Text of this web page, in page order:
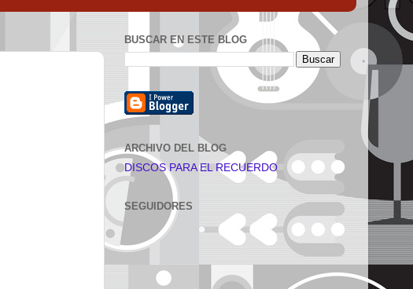
BUSCAR EN ESTE BLOG
ARCHIVO DEL BLOG
DISCOS PARA EL RECUERDO
SEGUIDORES